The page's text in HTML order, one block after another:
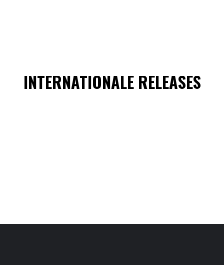
INTERNATIONALE RELEASES